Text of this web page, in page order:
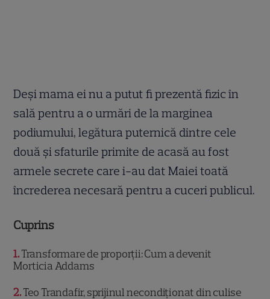
Deși mama ei nu a putut fi prezentă fizic în
sală pentru a o urmări de la marginea
podiumului, legătura puternică dintre cele
două și sfaturile primite de acasă au fost
armele secrete care i-au dat Maiei toată
încrederea necesară pentru a cuceri publicul.
Cuprins
1 Transformare de proporții: Cum a devenit
Morticia Addams
2 Teo Trandafir, sprijinul necondiționat din culise